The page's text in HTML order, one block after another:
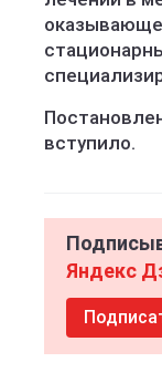
вступило.
Яндекс